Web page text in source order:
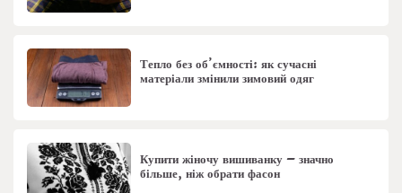
Тепло без об’ємності: як сучасні
матеріали змінили зимовий одяг
Купити жіночу вишиванку – значно
більше, ніж обрати фасон